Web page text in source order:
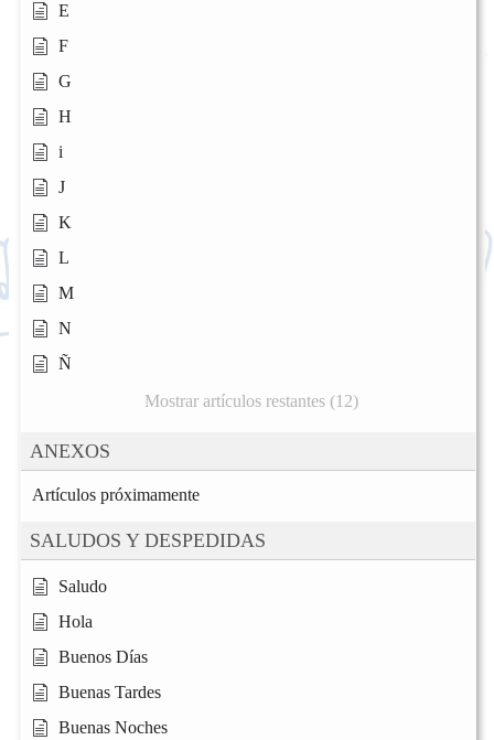
E
F
G
H
i
J
K
L
M
N
Ñ
Mostrar artículos restantes (12)
ANEXOS
Artículos próximamente
SALUDOS Y DESPEDIDAS
Saludo
Hola
Buenos Días
Buenas Tardes
Buenas Noches